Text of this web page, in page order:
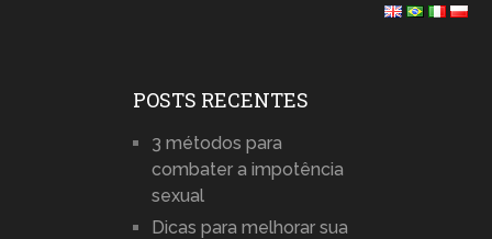
POSTS RECENTES
3 métodos para
combater a impotência
sexual
Dicas para melhorar sua